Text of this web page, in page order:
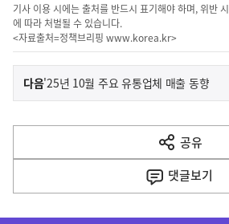
기사 이용 시에는 출처를 반드시 표기해야 하며, 위반 시
에 따라 처벌될 수 있습니다.
<자료출처=정책브리핑 www.korea.kr>
이
전
다
음
다음기
'25년 10월 주요 유통업체 매출 동향
공유
열
기
댓글보기